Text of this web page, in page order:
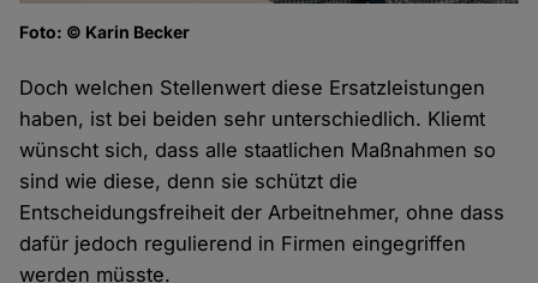
Foto: © Karin Becker
Doch welchen Stellenwert diese Ersatzleistungen
haben, ist bei beiden sehr unterschiedlich. Kliemt
wünscht sich, dass alle staatlichen Maßnahmen so
sind wie diese, denn sie schützt die
Entscheidungsfreiheit der Arbeitnehmer, ohne dass
dafür jedoch regulierend in Firmen eingegriffen
werden müsste.